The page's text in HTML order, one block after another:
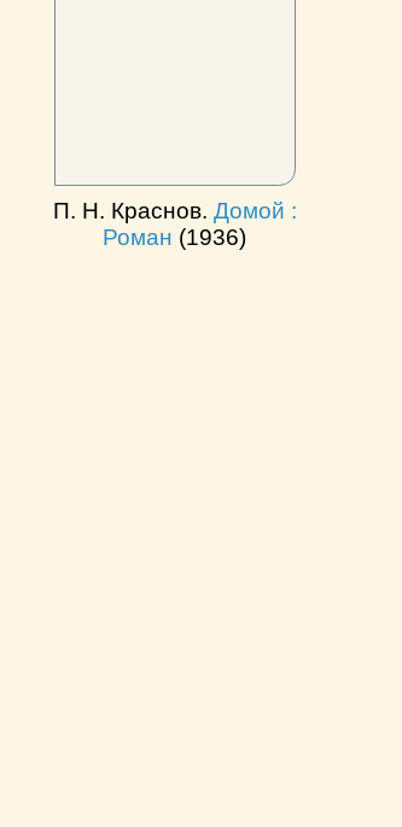
П. Н. Краснов. Домой :
Роман (1936)